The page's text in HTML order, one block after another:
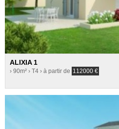
ALIXIA 1
› 90m² › T4 › à partir de 112000 €